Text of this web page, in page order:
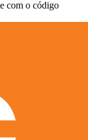
com o código